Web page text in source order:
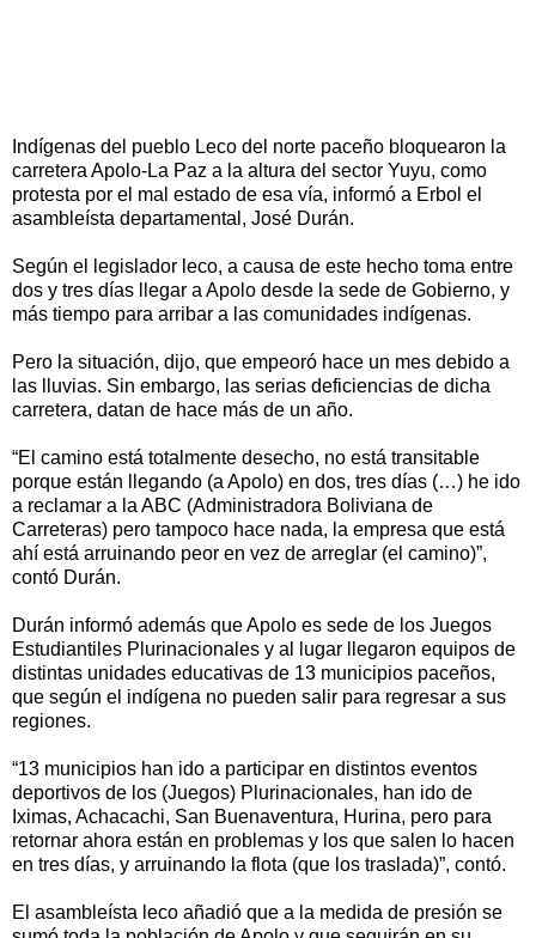
Indígenas del pueblo Leco del norte paceño bloquearon la
carretera Apolo-La Paz a la altura del sector Yuyu, como
protesta por el mal estado de esa vía, informó a Erbol el
asambleísta departamental, José Durán.
Según el legislador leco, a causa de este hecho toma entre
dos y tres días llegar a Apolo desde la sede de Gobierno, y
más tiempo para arribar a las comunidades indígenas.
Pero la situación, dijo, que empeoró hace un mes debido a
las lluvias. Sin embargo, las serias deficiencias de dicha
carretera, datan de hace más de un año.
“El camino está totalmente desecho, no está transitable
porque están llegando (a Apolo) en dos, tres días (…) he ido
a reclamar a la ABC (Administradora Boliviana de
Carreteras) pero tampoco hace nada, la empresa que está
ahí está arruinando peor en vez de arreglar (el camino)”,
contó Durán.
Durán informó además que Apolo es sede de los Juegos
Estudiantiles Plurinacionales y al lugar llegaron equipos de
distintas unidades educativas de 13 municipios paceños,
que según el indígena no pueden salir para regresar a sus
regiones.
“13 municipios han ido a participar en distintos eventos
deportivos de los (Juegos) Plurinacionales, han ido de
Iximas, Achacachi, San Buenaventura, Hurina, pero para
retornar ahora están en problemas y los que salen lo hacen
en tres días, y arruinando la flota (que los traslada)”, contó.
El asambleísta leco añadió que a la medida de presión se